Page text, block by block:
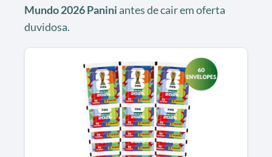
Mundo 2026 Panini antes de cair em oferta
duvidosa.